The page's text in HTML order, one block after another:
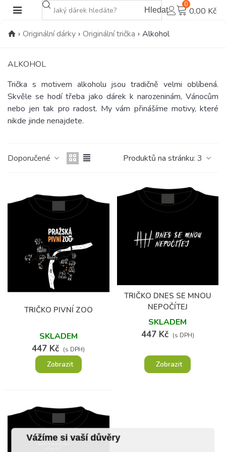
Vážíme si vaší důvěry
Hledat
0
0,00 Kč
› Originální dárky › Originální trička › Alkohol
ALKOHOL
Trička s motivem alkoholu jsou tradičně velmi oblíbená.
Skvěle se hodí třeba jako dárek k narozeninám, Vánocům
nebo jen tak pro radost. My vám přinášíme motivy, které
nikde jinde nenajdete.
Doporučené Produktů na stránku: 3
TRIČKO PIVNÍ ZOO
SKLADEM
447 Kč (s DPH)
Zobrazit
TRIČKO DNES SE MNOU
NEPOČÍTEJ
SKLADEM
447 Kč (s DPH)
Zobrazit